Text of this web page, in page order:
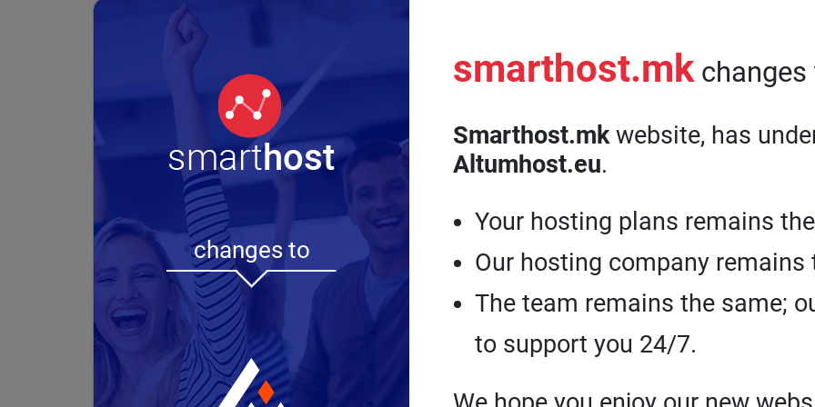
WordPress
Брзина и ефективност: ssd
дискови, http/2, многу cache
методи, бесплатен пренос на
податоци, бесплатни SSL
сертификати
Брзина и ефективност: високо
сертификати, техничка
поддршка
Дедицирани
сервери
Секаде, каде што се потребни
високи компјутерски
перформанси, можете да
изберете еден од нашите
дедицирани сервери во
нашата сопствена серверска
VPS сервери
Кога морате да поставите
хостинг платформа, добро е да
cPanel и пристап до root.
changes to
smarthost.mkchanges
Smarthost.mkwebsite, has
Altumhost.eu.
Your hosting plans remains
Our hosting company remains
The team remains the same;
to support you 24/7.